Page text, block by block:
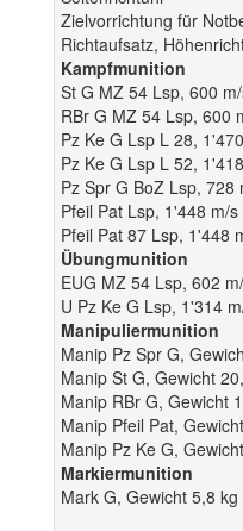
Zielvorrichtung für
Richtaufsatz,
Kampfmunition
St G MZ 54 Lsp, 600
RBr G MZ 54 Lsp, 600
Pz Ke G Lsp L 28,
Pz Ke G Lsp L 52,
Pz Spr G BoZ Lsp, 728
Pfeil Pat Lsp, 1'448 m/
Pfeil Pat 87 Lsp, 1'448
Übungmunition
EUG MZ 54 Lsp, 602
U Pz Ke G Lsp, 1'314
Manipuliermunition
Manip Pz Spr G,
Manip St G, Gewicht
Manip RBr G, Gewicht
Manip Pfeil Pat,
Manip Pz Ke G,
Markiermunition
Mark G, Gewicht 5,8 kg